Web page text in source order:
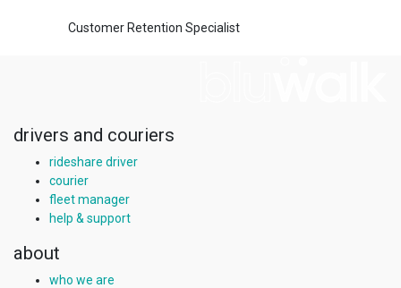
Customer Retention Specialist
drivers and couriers
rideshare driver
courier
fleet manager
help & support
about
who we are